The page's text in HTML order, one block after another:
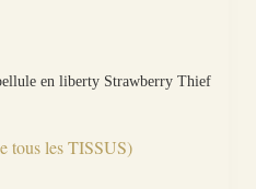
en liberty Strawberry Thief
tous les TISSUS)